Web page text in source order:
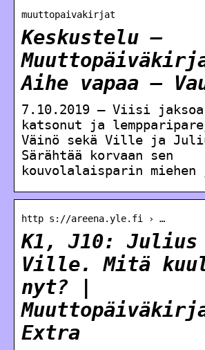
muuttopaivakirjat
Keskustelu –
Aihe vapaa –
7.10.2019 — Viisi
katsonut ja
Väinö sekä Ville ja
Särähtää korvaan sen
kouvolalaisparin
http s://areena.yle.fi › …
K1, J10:
Ville. Mitä
nyt? |
Extra